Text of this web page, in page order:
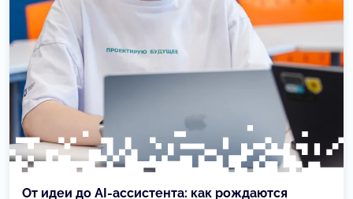
От идеи до AI-ассистента: как рождаются